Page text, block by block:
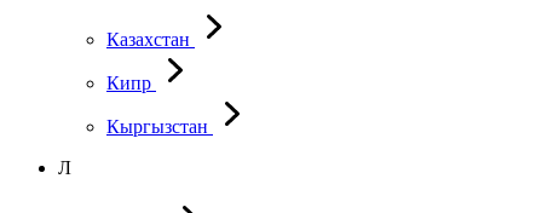
Казахстан
Кипр
Кыргызстан
Л